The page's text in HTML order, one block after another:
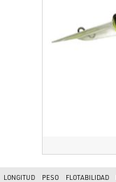
LONGITUD PESO FLOTABILIDAD